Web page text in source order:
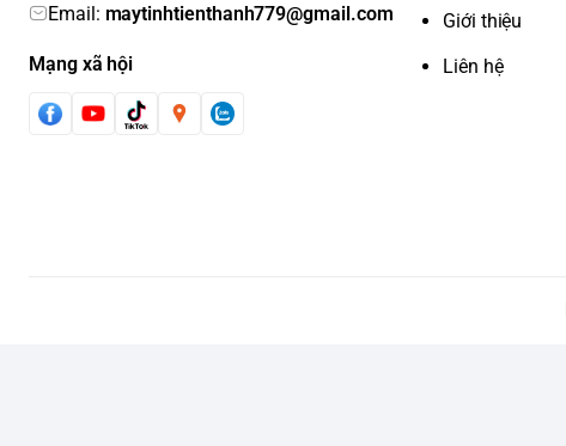
Email: maytinhtienthanh779@gmail.com
Mạng xã hội
Giới thiệu
Liên hệ